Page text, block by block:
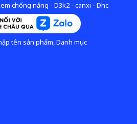
chống nắng - D3k2 - canxi - Dhc
tên sản phẩm, Danh mục